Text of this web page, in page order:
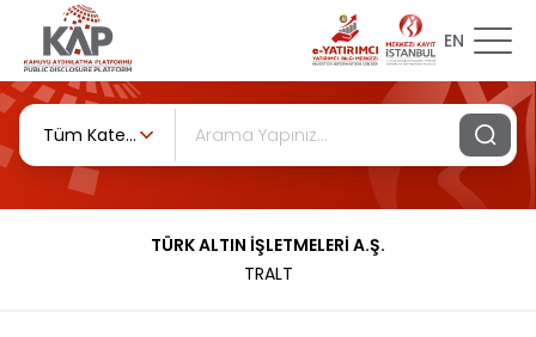
EN
Tüm Kategoriler
TÜRK ALTIN İŞLETMELERİ A.Ş.
TRALT